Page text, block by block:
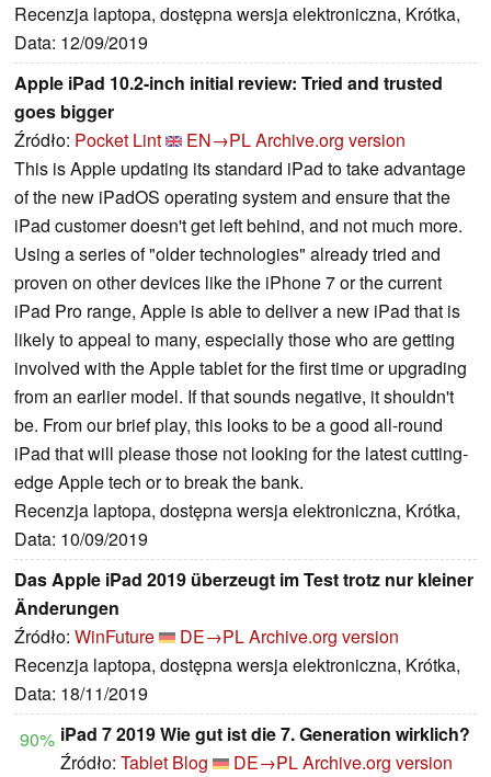
Recenzja laptopa, dostępna wersja elektroniczna, Krótka,
Data: 12/09/2019
Apple iPad 10.2-inch initial review: Tried and trusted
goes bigger
Źródło: Pocket Lint EN→PLArchive.org version
This is Apple updating its standard iPad to take advantage
of the new iPadOS operating system and ensure that the
iPad customer doesn't get left behind, and not much more.
Using a series of "older technologies" already tried and
proven on other devices like the iPhone 7 or the current
iPad Pro range, Apple is able to deliver a new iPad that is
likely to appeal to many, especially those who are getting
involved with the Apple tablet for the first time or upgrading
from an earlier model. If that sounds negative, it shouldn't
be. From our brief play, this looks to be a good all-round
iPad that will please those not looking for the latest cutting-
edge Apple tech or to break the bank.
Recenzja laptopa, dostępna wersja elektroniczna, Krótka,
Data: 10/09/2019
Das Apple iPad 2019 überzeugt im Test trotz nur kleiner
Änderungen
Źródło: WinFuture DE→PLArchive.org version
Recenzja laptopa, dostępna wersja elektroniczna, Krótka,
Data: 18/11/2019
90% iPad 7 2019 Wie gut ist die 7. Generation wirklich?
Źródło: Tablet Blog DE→PLArchive.org version